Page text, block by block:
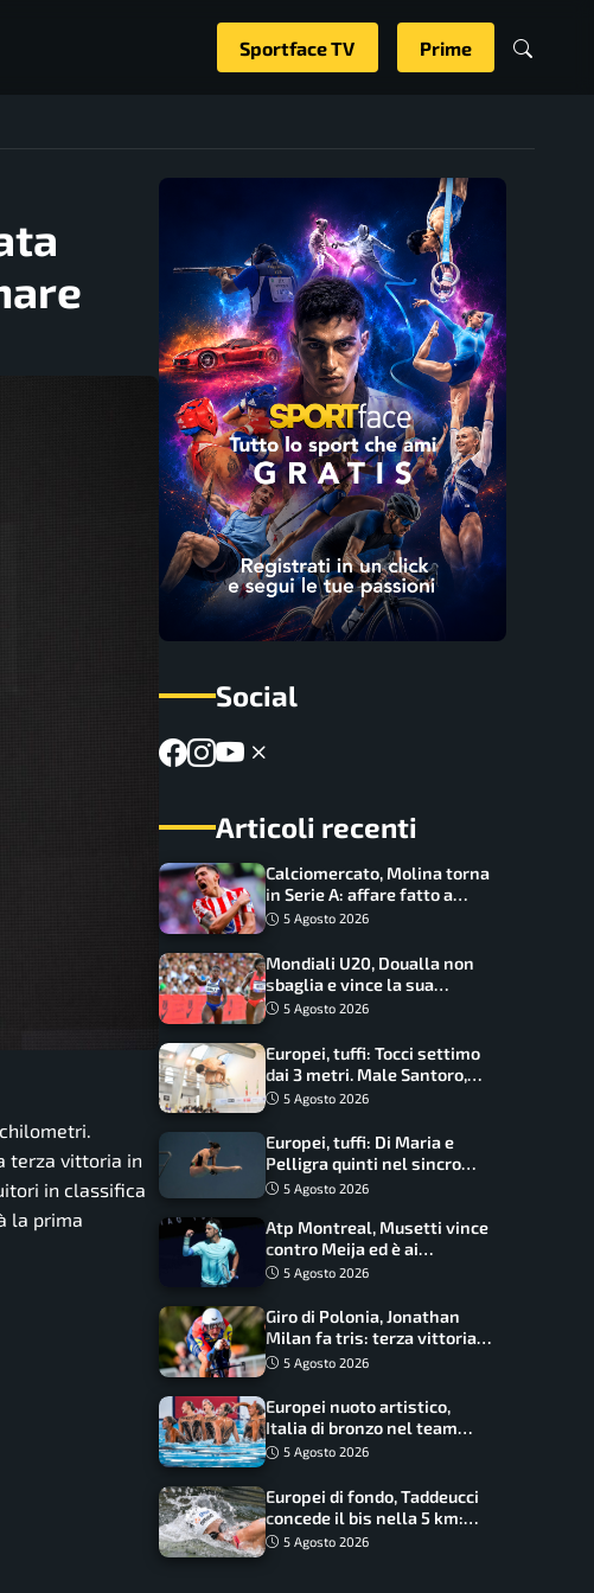
Sportface TV Prime
terza vittoria in
in classifica
la prima
Social
Articoli recenti
Calciomercato, Molina torna
in Serie A: affare fatto a
cifre sorprendenti
5 Agosto 2026
Mondiali U20, Doualla non
sbaglia e vince la sua
batteria sui 100 metri:
5 Agosto 2026
Europei, tuffi: Tocci settimo
dai 3 metri. Male Santoro,
Wesemann si prende l’oro
5 Agosto 2026
Europei, tuffi: Di Maria e
Pelligra quinti nel sincro
misto. Oro all’Ucraina
5 Agosto 2026
Atp Montreal, Musetti vince
contro Meija ed è ai
sedicesimi
5 Agosto 2026
Giro di Polonia, Jonathan
Milan fa tris: terza vittoria
consecutiva e primato
5 Agosto 2026
Europei nuoto artistico,
Italia di bronzo nel team
acrobatic: terzo podio
5 Agosto 2026
Europei di fondo, Taddeucci
concede il bis nella 5 km:
oro azzurro, Pozzobon
5 Agosto 2026